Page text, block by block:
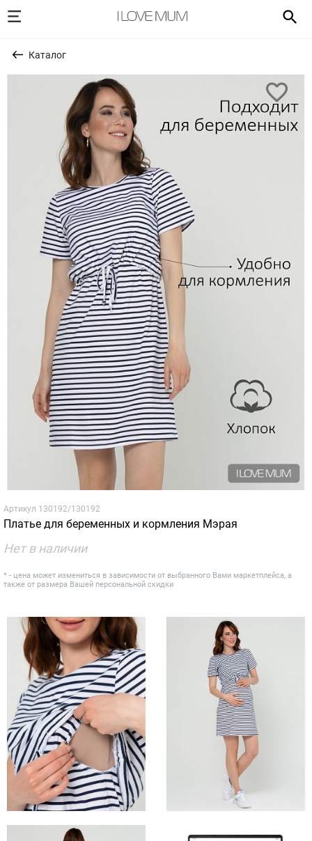
Каталог
Артикул 130192/130192
Платье для беременных и кормления Мэрая
Нет в наличии
* - цена может измениться в зависимости от выбранного Вами маркетплейса, а
также от размера Вашей персональной скидки